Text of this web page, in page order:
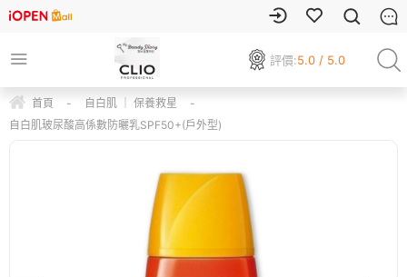
評價:5.0 / 5.0
首頁 - 自白肌 ｜ 保養救星
-
自白肌玻尿酸高係數防曬乳SPF50+(戶外型)